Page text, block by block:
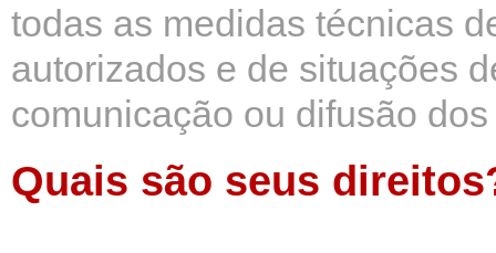
todas as medidas técnicas
autorizados e de situações
comunicação ou difusão
Quais são seus